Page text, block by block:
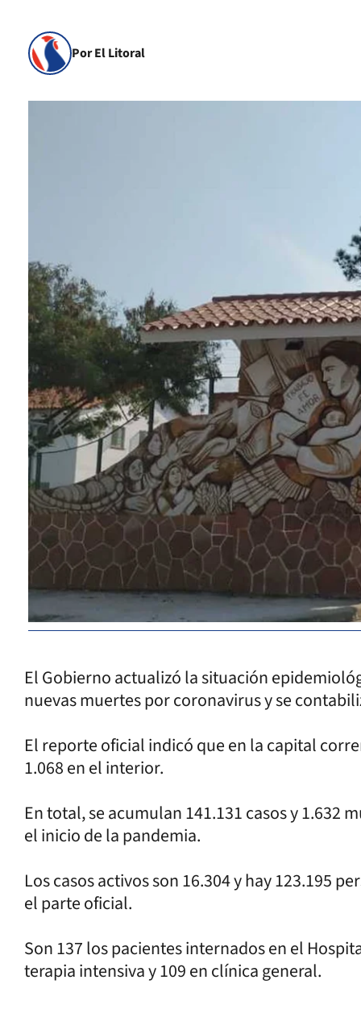
Por El Litoral
El Gobierno actualizó la situación
nuevas muertes por coronavirus y se
El reporte oficial indicó que en la capital
1.068 en el interior.
En total, se acumulan 141.131 casos y 1.632
el inicio de la pandemia.
Los casos activos son 16.304 y hay 123.195
el parte oficial.
Son 137 los pacientes internados en el
terapia intensiva y 109 en clínica general.